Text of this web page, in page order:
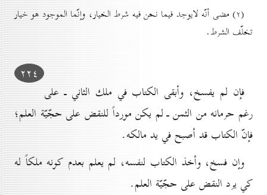
(۲) مضى أنّه لايوجد فيما نحن فيه شرط الخيار، وإنّما الموجود هو خيار
تخلّف الشرط.
۲۲٤
فإن لم يفسخ، وأبقى الكتاب في ملك الثاني ـ على
رغم حرمانه من الثمن ـ لم يكن مورداً للنقض على حجّيّة العلم؛
فإنّ الكتاب قد أصبح في يد مالكه.
وإن فسخ، وأخذ الكتاب لنفسه، لم يعلم بعدم كونه ملكاً له
كي يرد النقض على حجّيّة العلم.